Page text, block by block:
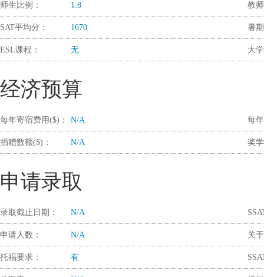
师生比例： 1:8 教
SAT平均分： 1670 暑
ESL课程： 无 大
经济预算
每年寄宿费用($)： N/A 每
捐赠数额($)： N/A 奖
申请录取
录取截止日期： N/A
申请人数： N/A 关
托福要求： 有